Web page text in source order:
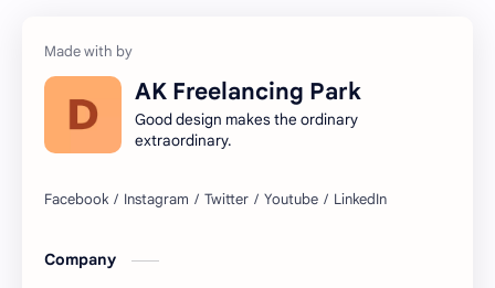
AK Freelancing Park
Good design makes the ordinary
extraordinary.
Company